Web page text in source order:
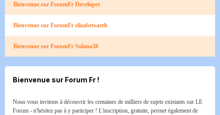
Bienvenue sur ForumFr Developer
Bienvenue sur ForumFr elizabetsareh
Bienvenue sur ForumFr Solana38
Bienvenue sur Forum Fr !
Nous vous invitons à découvrir les centaines de milliers de sujets existants sur LE
Forum - n'hésitez pas à y participer ! L'inscription, gratuite, permet également de